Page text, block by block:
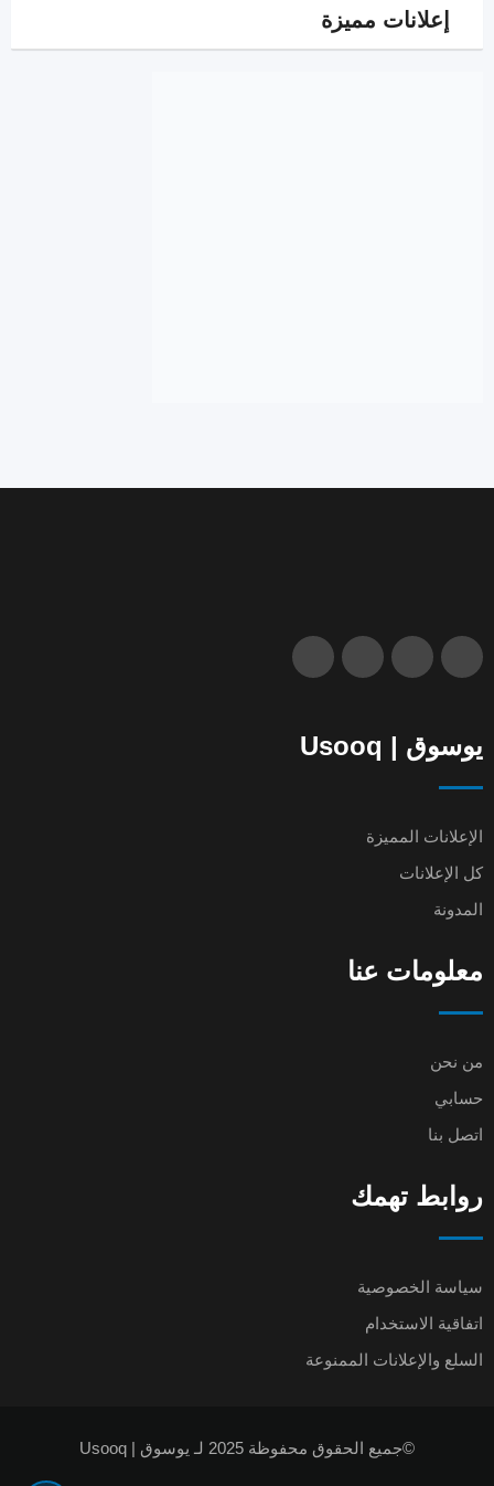
إعلانات مميزة
يوسوق | Usooq
الإعلانات المميزة
كل الإعلانات
المدونة
معلومات عنا
من نحن
حسابي
اتصل بنا
روابط تهمك
سياسة الخصوصية
اتفاقية الاستخدام
السلع والإعلانات الممنوعة
©جميع الحقوق محفوظة 2025 لـ يوسوق | Usooq